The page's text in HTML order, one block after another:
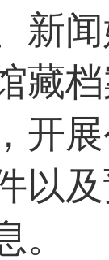
新
藏
开
以
。